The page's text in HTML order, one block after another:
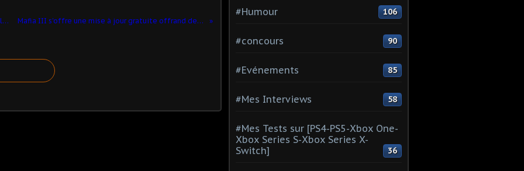
Fantasy War Tactics reçoit une nouvelle mise à jour de contenu avec MapleStory Mafia III s'offre une mise à jour gratuite offrand des véhicules personnalisés , des courses et des tenues !
#Humour 106
#concours 90
#Evénements 85
#Mes Interviews 58
#Mes Tests sur [PS4-PS5-Xbox One-
Xbox Series S-Xbox Series X-
Switch]
36